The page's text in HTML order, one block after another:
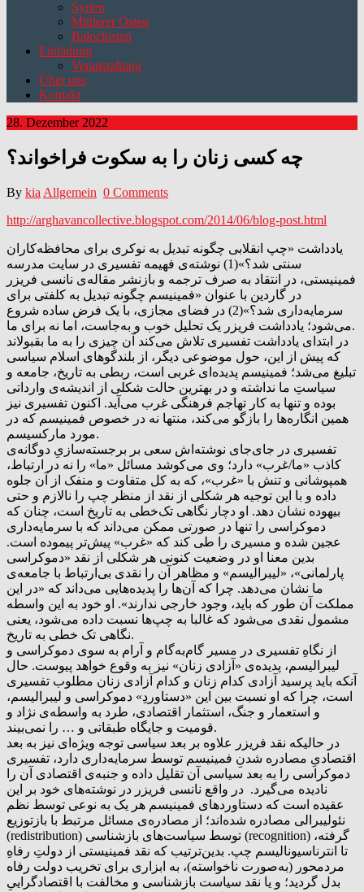
Syrien
Mittlerer Osten
Balochistan
Einladung
Veranstaltung
Über uns
Kontakt
28. Dezember 2022
چه کسی زنان را به سکوت فراخواند؟
By kia Allgemein 0 Comments
http://arghavancollective.blogspot.com/2014/06/blog-post.html
یادداشت «چپ انقلابی چگونه تبدیل به نوکری برای محافظه‌کاران
سنتی شد؟»(1) نوشته‌ی فهیمه تفسیری در سایت مدرسه
فمینیستی، در انتقاد به صرف ترجمه و بازنشر مقاله‌ی نانسی فریزر
در گاردین با عنوان «فمینیسم چگونه تبدیل به کلفتی برای
سرمایه‌داری شد؟»(2) در فضای مجازی، با یک فرض ساده شروع
می‌شود؛ یادداشت فریزر یک تحلیل خوب و به‌جاست، اما نه برای ما.
در ابتدای یادداشت تفسیری تلاش می‌کند آن چیزی را به ما بقبولاند
که پیش از این، حول موضوعی دیگر، از بلندگوهای اسلام سیاسی
تبلیغ می‌شد؛ فمینیسم پدیده‌ای غربی است، ربطی به تاریخ، جامعه و
سیاستِ ما نداشته و در بهترین حالت شکلی از اندیشه‌ی وارداتی
بوده و تنها به کار تهاجم فرهنگی غرب می‌آید. اکنون تفسیری نیز
همین انگاره‌ها را بازگو می‌کند، منتها نه در خصوص فمینیسم که در
مورد مارکسیسم.
تفسیری در جای‌جای نوشته‌اش سعی بر برجسته‌سازیِ دوگانه‌ی
کاذب «ما/غرب» دارد؛ وی می‌کوشد مسائل «ما» را نه در ارتباط،
همپوشانی و تنش با «غرب»، که به کل متفاوت و منفک از آن جلوه
داده و با این توجیه هر شکلی از نقد از منظر چپ را نالازم و حتی
بیهوده نشان دهد. او دچار نگاهی تک‌خطی به تاریخ است، چنان که
دموکراسی را تنها در صورتی ممکن می‌داند که با سرمایه‌داری
عجین شده و مسیری را طی کند که «غرب» پیش‌تر پیموده است.
بدین معنا او در وضعیت کنونی هر شکلی از نقد «دموکراسی
پارلمانی»، «لیبرالیسم» و مظاهر آن را نقدی بی‌ارتباط با جامعه‌ی
ما نشان می‌دهد. چرا که آن‌ها را پدیده‌هایی می‌داند که «در این
مملکت آن طور که باید، وجود خارجی ندارند». او خود به این واسطه
مشمول نقدی می‌شود که غالبا به چپ‌ها نسبت داده می‌شود، یعنی
نگاهی تک خطی به تاریخ.
از نگاهِ تفسیری در مسیر گام‌به‌گام و آرام به سوی دموکراسی و
لیبرالیسم، پدیده‌ی «آزادی زنان» نیز به وقوع خواهد پیوست. حال
آنکه باید پرسید آزادی کدام زنان و کدام آزادی زنان مطلوب تفسیری
است، چرا که او نسبت بین این «دستاوردِ» دموکراسی و لیبرالیسم،
و استعمار و جنگ، استثمار اقتصادی، طرد به واسطه‌ی نژاد و
قومیت و جایگاه طبقاتی و … را نمی‌بیند.
در حالیکه نقد فریزر علاوه بر بعد سیاسی توجه ویژه‌ای نیز به بعد
اقتصادیِ مصادره شدنِ فمینیسم توسط سرمایه‌داری دارد، تفسیری
دموکراسی را به بعد سیاسی آن تقلیل داده و جنبه‌ی اقتصادی آن را
نادیده می‌گیرد. در واقع نانسی فریزر در نوشته‌های خود بر این
عقیده است که دستاوردهای فمینیسم هر یک به نوعی توسط نظم
نئولیبرالی مصادره شده‌اند؛ از مصادره‌ی مسائل مرتبط با بازتوزیع
(redistribution) توسط سیاست‌های بازشناسی (recognition) گرفته،
تا انترناسیونالیسم چپ. بدین‌ترتیب که نقد فمینیستی از دولت‌ِ رفاهِ
مردمحور (به‌صورت ناخواسته)، به ابزاری برای تخریب دولت رفاه
بدل گردید؛ و یا نقد سیاست بازشناسی و مخالفت با اقتصادگراییِ